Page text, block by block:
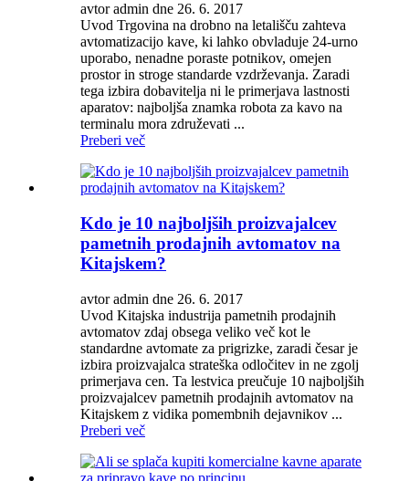
avtor admin dne 26. 6. 2017
Uvod Trgovina na drobno na letališču zahteva
avtomatizacijo kave, ki lahko obvladuje 24-urno
uporabo, nenadne poraste potnikov, omejen
prostor in stroge standarde vzdrževanja. Zaradi
tega izbira dobavitelja ni le primerjava lastnosti
aparatov: najboljša znamka robota za kavo na
terminalu mora združevati ...
Preberi več
Kdo je 10 najboljših proizvajalcev
pametnih prodajnih avtomatov na
Kitajskem?
avtor admin dne 26. 6. 2017
Uvod Kitajska industrija pametnih prodajnih
avtomatov zdaj obsega veliko več kot le
standardne avtomate za prigrizke, zaradi česar je
izbira proizvajalca strateška odločitev in ne zgolj
primerjava cen. Ta lestvica preučuje 10 najboljših
proizvajalcev pametnih prodajnih avtomatov na
Kitajskem z vidika pomembnih dejavnikov ...
Preberi več